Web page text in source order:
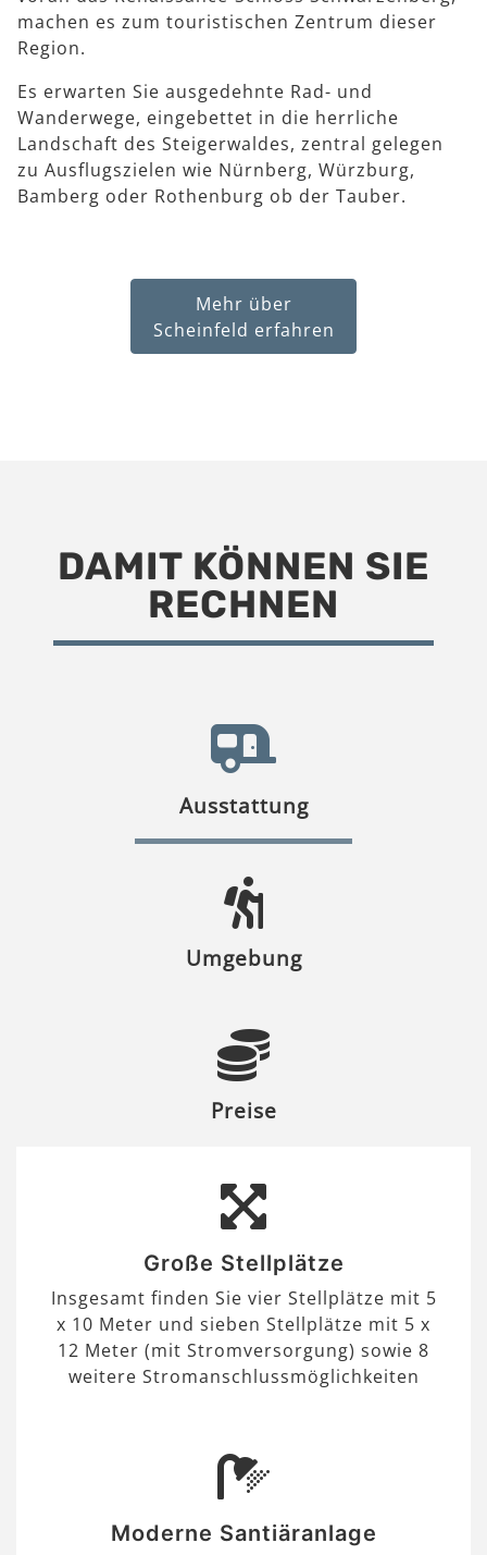
machen es zum touristischen Zentrum dieser
Region.
Es erwarten Sie ausgedehnte Rad- und
Wanderwege, eingebettet in die herrliche
Landschaft des Steigerwaldes, zentral gelegen
zu Ausflugszielen wie Nürnberg, Würzburg,
Bamberg oder Rothenburg ob der Tauber.
Mehr über
Scheinfeld erfahren
DAMIT KÖNNEN SIE
RECHNEN
Ausstattung
Umgebung
Preise
Große Stellplätze
Insgesamt finden Sie vier Stellplätze mit 5
x 10 Meter und sieben Stellplätze mit 5 x
12 Meter (mit Stromversorgung) sowie 8
weitere Stromanschlussmöglichkeiten
Moderne Santiäranlage